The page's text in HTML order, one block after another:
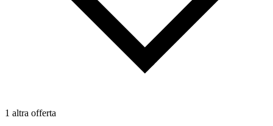
1 altra offerta